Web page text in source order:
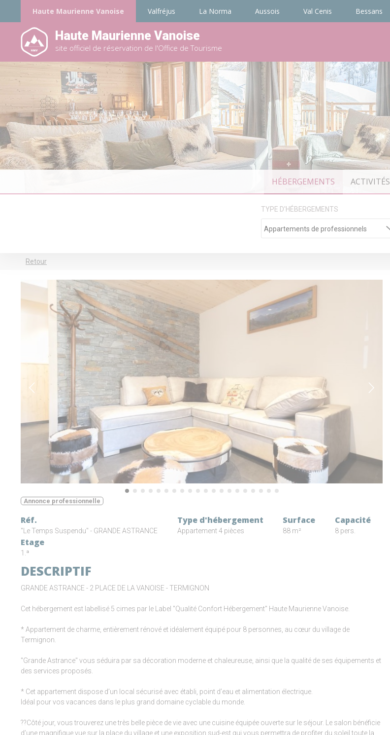
Haute Maurienne Vanoise Valfréjus La Norma Aussois Val Cenis Bessans
Haute Maurienne Vanoise
site officiel de réservation de l'Office de Tourisme
HÉBERGEMENTS ACTIVITÉS
TYPE D'HÉBERGEMENTS
Retour
Annonce professionnelle
Réf.
"Le Temps Suspendu" - GRANDE ASTRANCE
Type d'hébergement
Appartement 4 pièces
Surface
88 m²
Capacité
8 pers.
Etage
1.ª
DESCRIPTIF
GRANDE ASTRANCE - 2 PLACE DE LA VANOISE - TERMIGNON
Cet hébergement est labellisé 5 cimes par le Label "Qualité Confort Hébergement" Haute Maurienne Vanoise.
* Appartement de charme, entièrement rénové et idéalement équipé pour 8 personnes, au cœur du village de
Termignon.
"Grande Astrance" vous séduira par sa décoration moderne et chaleureuse, ainsi que la qualité de ses équipements et
des services proposés.
* Cet appartement dispose d’un local sécurisé avec établi, point d’eau et alimentation électrique.
Idéal pour vos vacances dans le plus grand domaine cyclable du monde.
??Côté jour, vous trouverez une très belle pièce de vie avec une cuisine équipée ouverte sur le séjour. Le salon bénéficie
d’une magnifique vue sur la place du village et une exposition sud-est qui vous permettra de profiter du soleil toute la